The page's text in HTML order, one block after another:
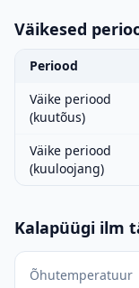
Väikesed
Periood
Väike periood
(kuutõus)
Väike periood
(kuuloojang)
Kalapüügi ilm
Õhutemperatuur